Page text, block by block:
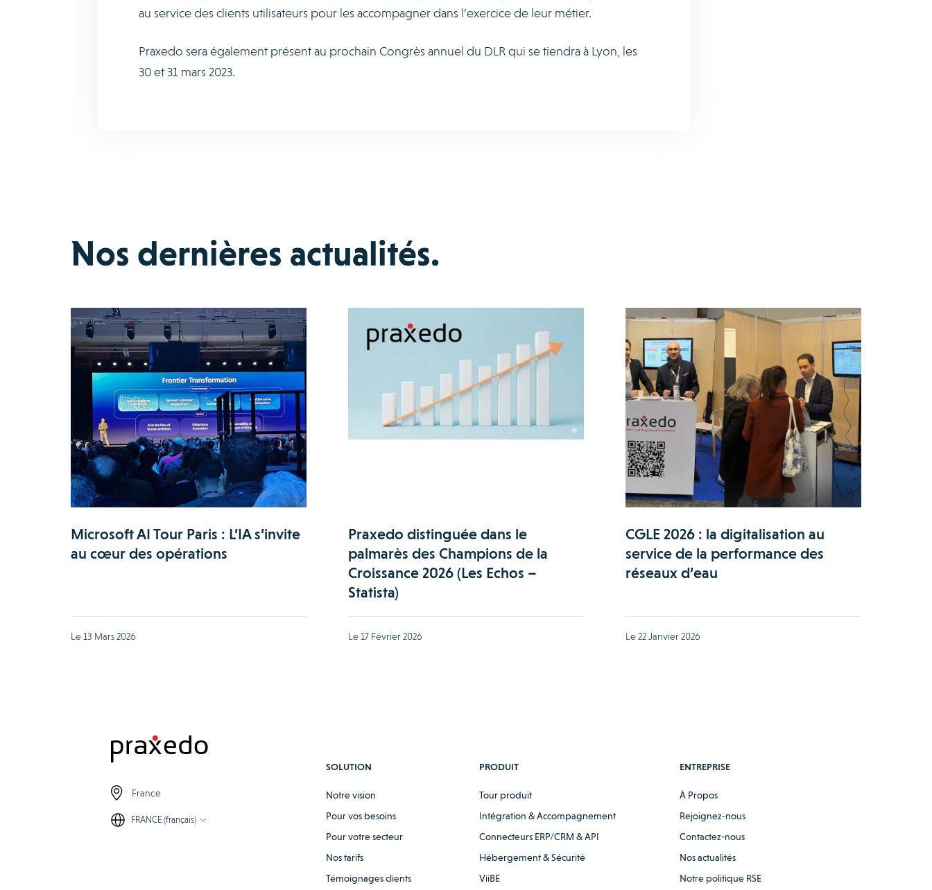
au service des clients utilisateurs pour les accompagner dans l’exercice de leur métier.
Praxedo sera également présent au prochain Congrès annuel du DLR qui se tiendra à Lyon, les
30 et 31 mars 2023.
Nos dernières actualités.
Microsoft AI Tour Paris : L’IA s’invite
au cœur des opérations
Le 13 Mars 2026
Praxedo distinguée dans le
palmarès des Champions de la
Croissance 2026 (Les Echos –
Statista)
Le 17 Février 2026
CGLE 2026 : la digitalisation au
service de la performance des
réseaux d’eau
Le 22 Janvier 2026
France
FRANCE (français)
SOLUTION
Notre vision
Pour vos besoins
Pour votre secteur
Nos tarifs
Témoignages clients
PRODUIT
Tour produit
Intégration & Accompagnement
Connecteurs ERP/CRM & API
Hébergement & Sécurité
ViiBE
ENTREPRISE
À Propos
Rejoignez-nous
Contactez-nous
Nos actualités
Notre politique RSE